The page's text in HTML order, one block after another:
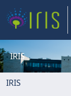
IRIS
IRIS